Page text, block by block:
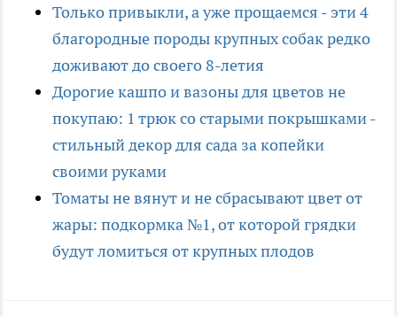
Только привыкли, а уже прощаемся - эти 4
благородные породы крупных собак редко
доживают до своего 8-летия
Дорогие кашпо и вазоны для цветов не
покупаю: 1 трюк со старыми покрышками -
стильный декор для сада за копейки
своими руками
Томаты не вянут и не сбрасывают цвет от
жары: подкормка №1, от которой грядки
будут ломиться от крупных плодов